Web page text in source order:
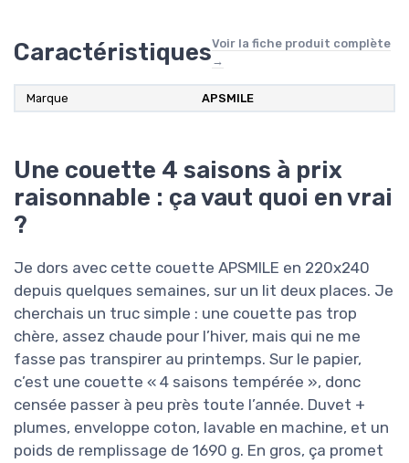
CaractéristiquesVoir la fiche produit complète
→
Marque APSMILE
Une couette 4 saisons à prix
raisonnable : ça vaut quoi en vrai
?
Je dors avec cette couette APSMILE en 220x240
depuis quelques semaines, sur un lit deux places. Je
cherchais un truc simple : une couette pas trop
chère, assez chaude pour l’hiver, mais qui ne me
fasse pas transpirer au printemps. Sur le papier,
c’est une couette « 4 saisons tempérée », donc
censée passer à peu près toute l’année. Duvet +
plumes, enveloppe coton, lavable en machine, et un
poids de remplissage de 1690 g. En gros, ça promet